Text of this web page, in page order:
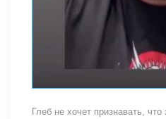
Глеб не хочет признавать,